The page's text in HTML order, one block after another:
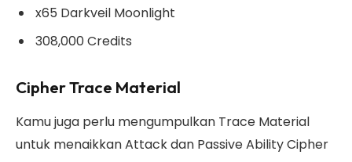
x65 Darkveil Moonlight
308,000 Credits
Cipher Trace Material
Kamu juga perlu mengumpulkan Trace Material
untuk menaikkan Attack dan Passive Ability Cipher